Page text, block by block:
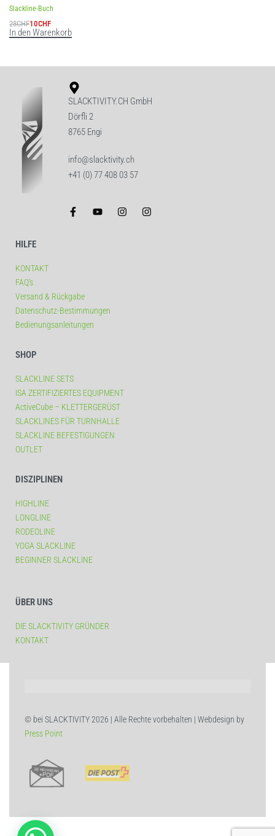
Slackline-Buch
28CHF10CHF
In den Warenkorb
SLACKTIVITY.CH GmbH
Dörfli 2
8765 Engi
info@slacktivity.ch
+41 (0) 77 408 03 57
HILFE
KONTAKT
FAQ’s
Versand & Rückgabe
Datenschutz-Bestimmungen
Bedienungsanleitungen
SHOP
SLACKLINE SETS
ISA ZERTIFIZIERTES EQUIPMENT
ActiveCube – KLETTERGERÜST
SLACKLINES FÜR TURNHALLE
SLACKLINE BEFESTIGUNGEN
OUTLET
DISZIPLINEN
HIGHLINE
LONGLINE
RODEOLINE
YOGA SLACKLINE
BEGINNER SLACKLINE
ÜBER UNS
DIE SLACKTIVITY GRÜNDER
KONTAKT
© bei SLACKTIVITY 2026 | Alle Rechte vorbehalten | Webdesign by
Press Point